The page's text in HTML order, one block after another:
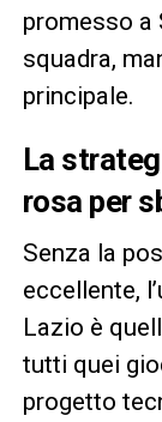
promesso a
squadra,
principale.
La
rosa per
Senza la
eccellente,
Lazio è
tutti quei
progetto